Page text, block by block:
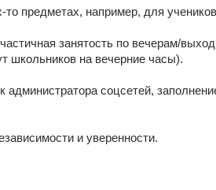
то предметах, например, для
занятость по вечерам/
школьников на вечерние часы).
соцсетей,
и уверенности.